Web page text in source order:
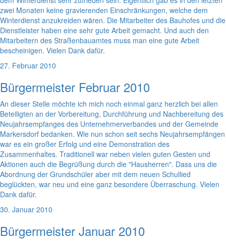
zwei Monaten keine gravierenden Einschränkungen, welche dem
Winterdienst anzukreiden wären. Die Mitarbeiter des Bauhofes und die
Dienstleister haben eine sehr gute Arbeit gemacht. Und auch den
Mitarbeitern des Straßenbauamtes muss man eine gute Arbeit
bescheinigen. Vielen Dank dafür.
27. Februar 2010
Bürgermeister Februar 2010
An dieser Stelle möchte ich mich noch einmal ganz herzlich bei allen
Beteiligten an der Vorbereitung, Durchführung und Nachbereitung des
Neujahrsempfanges des Unternehmerverbandes und der Gemeinde
Markersdorf bedanken. Wie nun schon seit sechs Neujahrsempfängen
war es ein großer Erfolg und eine Demonstration des
Zusammenhaltes. Traditionell war neben vielen guten Gesten und
Aktionen auch die Begrüßung durch die "Hausherren". Dass uns die
Abordnung der Grundschüler aber mit dem neuen Schullied
beglückten, war neu und eine ganz besondere Überraschung. Vielen
Dank dafür.
30. Januar 2010
Bürgermeister Januar 2010